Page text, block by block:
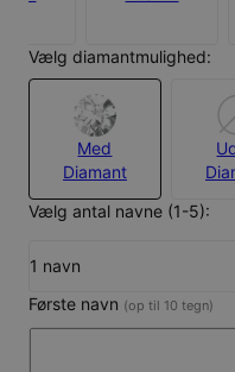
Vælg diamantmulighed:
Med
Diamant
Vælg antal navne (1-5):
1 navn
Første navn (op til 10 tegn)